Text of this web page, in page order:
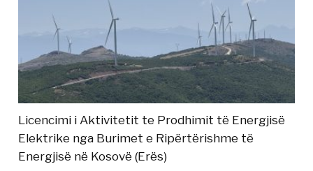
Licencimi i Aktivitetit te Prodhimit të Energjisë
Elektrike nga Burimet e Ripërtërishme të
Energjisë në Kosovë (Erës)